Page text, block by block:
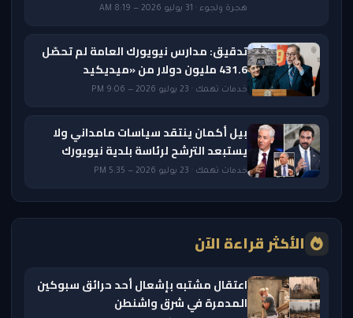
هجرة ولجوء · 31 يوليو 2026 — 8:19 AM
تدقيق: مدارس نيويورك العامة لم تحصّل
431.6 مليون دولار من «ميديكيد
خدمات تهمك · 23 يوليو 2026 — 9:06 PM
بيل أكمان ينتقد سياسات مامداني ولا
يستبعد الترشح لرئاسة بلدية نيويورك
خدمات تهمك · 23 يوليو 2026 — 5:35 PM
الأكثر قراءة الآن
اعتقال مشتبه بإشعال أحد حرائق سبوكين
المدمرة في شرق واشنطن